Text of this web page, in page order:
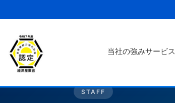
当社の強みサービス
STAFF